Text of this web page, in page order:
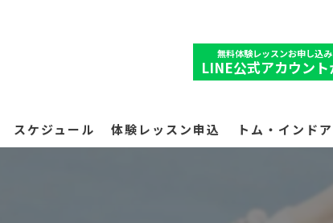
無料体験レッスンお申し込
LINE公式アカウント
スケジュール 体験レッスン申込 トム・インド